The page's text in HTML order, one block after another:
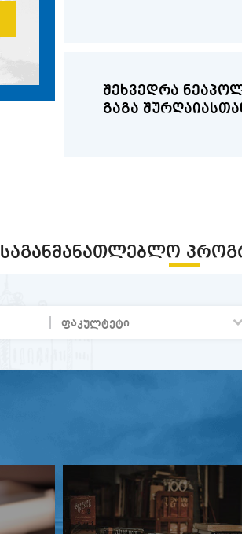
შეხვედრა ნეაპოლის
გაგა
ღამე
ᲡᲐᲒᲐᲜᲛᲐᲜᲐᲗᲚᲔᲑᲚᲝ